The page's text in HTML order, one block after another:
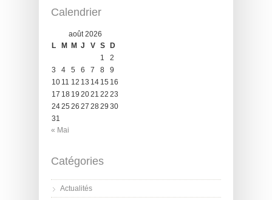
Calendrier
août 2026
L
M M J V S
D
1
2
3
4 5 6 7 8
9
10 11 12 13 14 15 16
17 18 19 2021 22 23
2425 26 27 2829 30
31
« Mai
Catégories
Actualités